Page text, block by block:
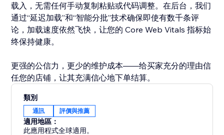
载入，无需任何手动复制粘贴或代码调整。在后台，我们
通过“延迟加载”和“智能分批”技术确保即使有数千条评
论，加载速度依然飞快，让您的 Core Web Vitals 指标始
终保持健康。
更强的公信力，更少的维护成本——给买家充分的理由信
任您的店铺，让其充满信心地下单结算。
類別
通訊 評價與推薦
適用地區：
此應用程式全球適用。